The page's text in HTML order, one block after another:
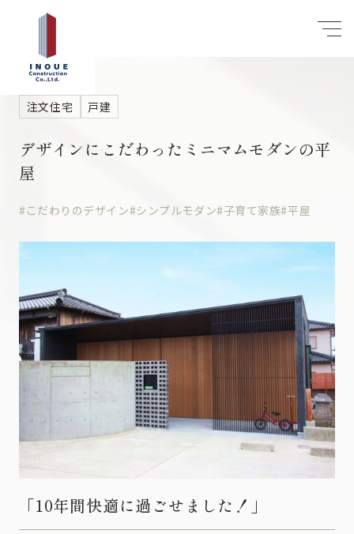
注文住宅 戸建
デザインにこだわったミニマムモダンの平
屋
#こだわりのデザイン#シンプルモダン#子育て家族#平屋
「10年間快適に過ごせました！」